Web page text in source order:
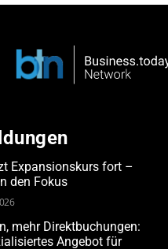
Expansionskurs fort –
den Fokus
mehr Direktbuchungen:
Angebot für